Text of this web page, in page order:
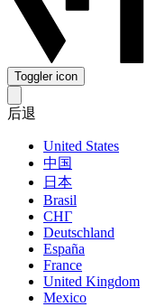
Toggler icon
后退
United States
中国
日本
Brasil
СНГ
Deutschland
España
France
United Kingdom
Mexico